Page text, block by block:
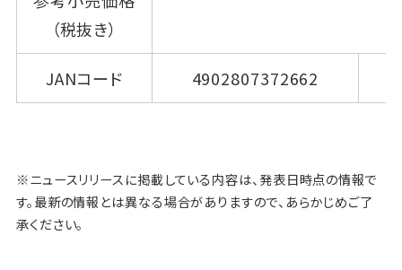
（税抜き）
JANコード 4902807372662
※ニュースリリースに掲載している内容は、発表日時点の情報で
す。最新の情報とは異なる場合がありますので、あらかじめご了
承ください。